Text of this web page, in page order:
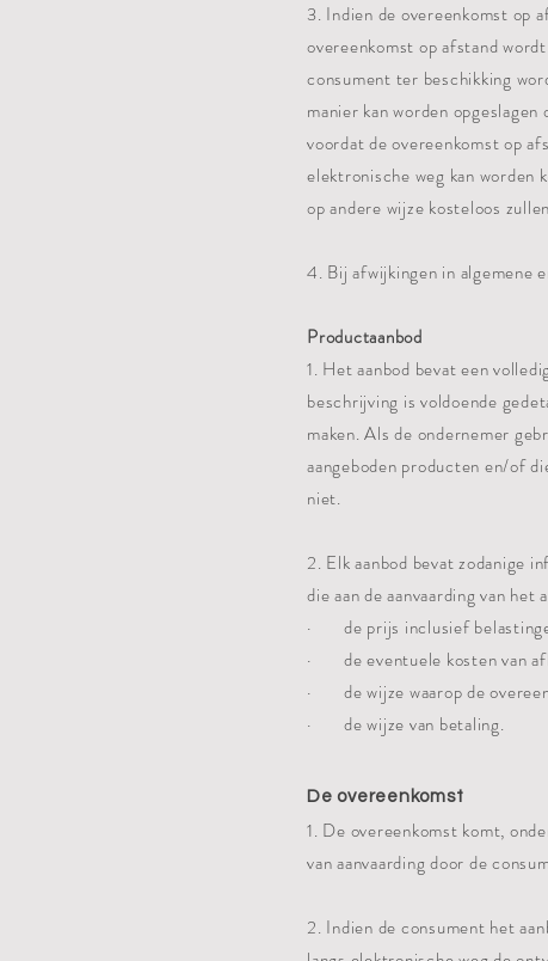
3. Indien de overeenkomst op
overeenkomst op afstand
consument ter beschikking
manier kan worden
voordat de overeenkomst op
elektronische weg kan worden
op andere wijze kosteloos
4. Bij afwijkingen in algemene
Productaanbod
1. Het aanbod bevat een
beschrijving is voldoende
maken. Als de ondernemer
aangeboden producten en/of
niet.
2. Elk aanbod bevat zodanige
die aan de aanvaarding van
· de prijs inclusief
· de eventuele kosten van
· de wijze waarop de
· de wijze van betaling.
De overeenkomst
1. De overeenkomst komt,
van aanvaarding door de
2. Indien de consument het